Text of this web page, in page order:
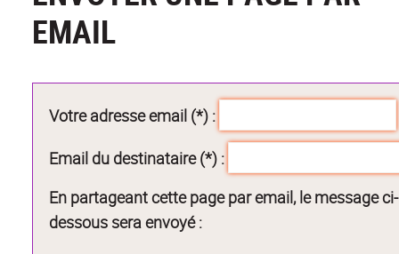
EMAIL
Votre adresse email (*) :
Email du destinataire (*) :
En partageant cette page par email, le message ci-
dessous sera envoyé :